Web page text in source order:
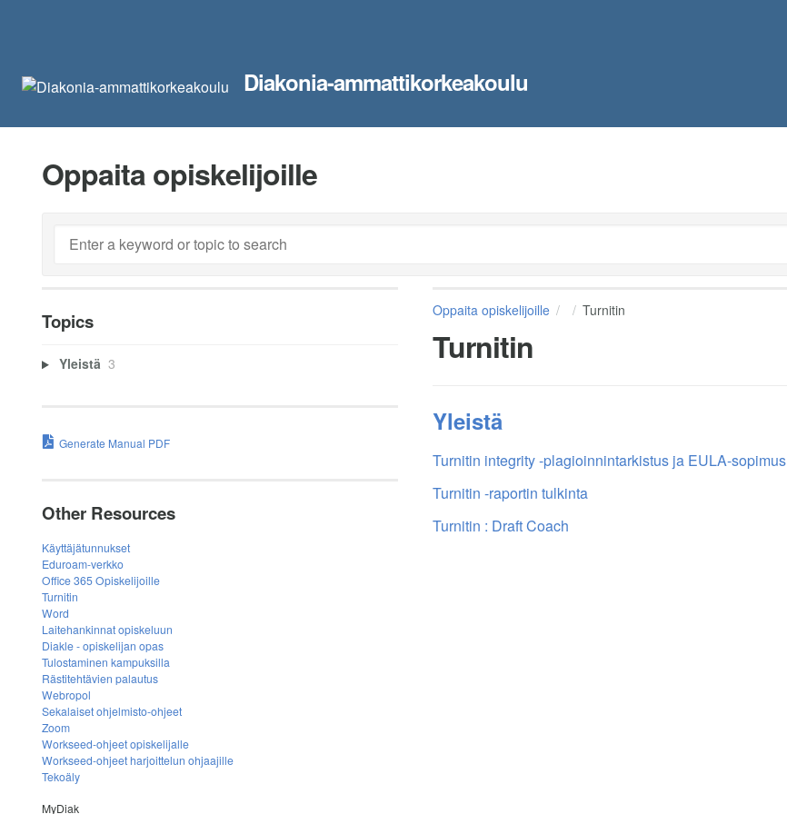
Diakonia-ammattikorkeakoulu
Oppaita opiskelijoille
Oppaita opiskelijoille Turnitin
Turnitin
Yleistä
Turnitin integrity -plagioinnintarkistus ja EULA-sopimus
Turnitin -raportin tulkinta
Turnitin : Draft Coach
Topics
Yleistä 3
Generate Manual PDF
Other Resources
Käyttäjätunnukset
Eduroam-verkko
Office 365 Opiskelijoille
Turnitin
Word
Laitehankinnat opiskeluun
Diakle - opiskelijan opas
Tulostaminen kampuksilla
Rästitehtävien palautus
Webropol
Sekalaiset ohjelmisto-ohjeet
Zoom
Workseed-ohjeet opiskelijalle
Workseed-ohjeet harjoittelun ohjaajille
Tekoäly
MyDiak